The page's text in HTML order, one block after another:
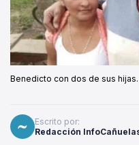
Benedicto con dos de sus hijas.
Escrito por:
Redacción